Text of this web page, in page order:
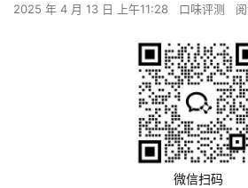
2025 年 4 月 13 日 上午11:28 口味评测
微信扫码